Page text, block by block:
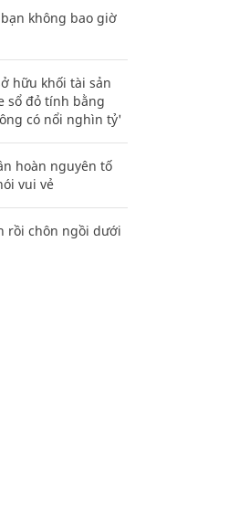
không bao giờ
hữu khối tài sản
sổ đỏ tính bằng
có nổi nghìn tỷ'
hoàn nguyên tố
vui vẻ
rồi chôn ngồi dưới